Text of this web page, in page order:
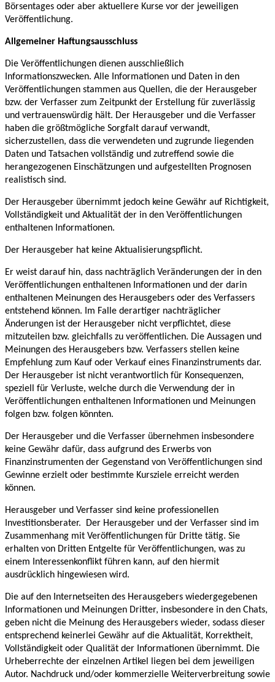
Börsentages oder aber aktuellere Kurse vor der jeweiligen
Veröffentlichung.
Allgemeiner Haftungsausschluss
Die Veröffentlichungen dienen ausschließlich
Informationszwecken. Alle Informationen und Daten in den
Veröffentlichungen stammen aus Quellen, die der Herausgeber
bzw. der Verfasser zum Zeitpunkt der Erstellung für zuverlässig
und vertrauenswürdig hält. Der Herausgeber und die Verfasser
haben die größtmögliche Sorgfalt darauf verwandt,
sicherzustellen, dass die verwendeten und zugrunde liegenden
Daten und Tatsachen vollständig und zutreffend sowie die
herangezogenen Einschätzungen und aufgestellten Prognosen
realistisch sind.
Der Herausgeber übernimmt jedoch keine Gewähr auf Richtigkeit,
Vollständigkeit und Aktualität der in den Veröffentlichungen
enthaltenen Informationen.
Der Herausgeber hat keine Aktualisierungspflicht.
Er weist darauf hin, dass nachträglich Veränderungen der in den
Veröffentlichungen enthaltenen Informationen und der darin
enthaltenen Meinungen des Herausgebers oder des Verfassers
entstehend können. Im Falle derartiger nachträglicher
Änderungen ist der Herausgeber nicht verpflichtet, diese
mitzuteilen bzw. gleichfalls zu veröffentlichen. Die Aussagen und
Meinungen des Herausgebers bzw. Verfassers stellen keine
Empfehlung zum Kauf oder Verkauf eines Finanzinstruments dar.
Der Herausgeber ist nicht verantwortlich für Konsequenzen,
speziell für Verluste, welche durch die Verwendung der in
Veröffentlichungen enthaltenen Informationen und Meinungen
folgen bzw. folgen könnten.
Der Herausgeber und die Verfasser übernehmen insbesondere
keine Gewähr dafür, dass aufgrund des Erwerbs von
Finanzinstrumenten der Gegenstand von Veröffentlichungen sind
Gewinne erzielt oder bestimmte Kursziele erreicht werden
können.
Herausgeber und Verfasser sind keine professionellen
Investitionsberater. Der Herausgeber und der Verfasser sind im
Zusammenhang mit Veröffentlichungen für Dritte tätig. Sie
erhalten von Dritten Entgelte für Veröffentlichungen, was zu
einem Interessenkonflikt führen kann, auf den hiermit
ausdrücklich hingewiesen wird.
Die auf den Internetseiten des Herausgebers wiedergegebenen
Informationen und Meinungen Dritter, insbesondere in den Chats,
geben nicht die Meinung des Herausgebers wieder, sodass dieser
entsprechend keinerlei Gewähr auf die Aktualität, Korrektheit,
Vollständigkeit oder Qualität der Informationen übernimmt. Die
Urheberrechte der einzelnen Artikel liegen bei dem jeweiligen
Autor. Nachdruck und/oder kommerzielle Weiterverbreitung sowie